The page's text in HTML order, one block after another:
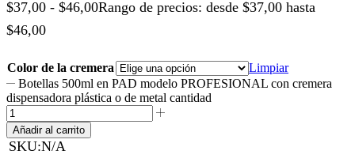
$37,00 - $46,00Rango de precios: desde $37,00 hasta
$46,00
Color de la cremera
Limpiar
Botellas 500ml en PAD modelo PROFESIONAL con cremera
dispensadora plástica o de metal cantidad
Añadir al carrito
SKU:N/A